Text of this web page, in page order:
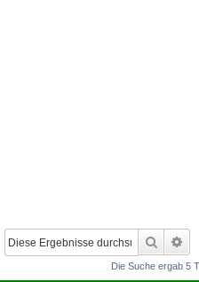
Suche
Die Suche ergab 5